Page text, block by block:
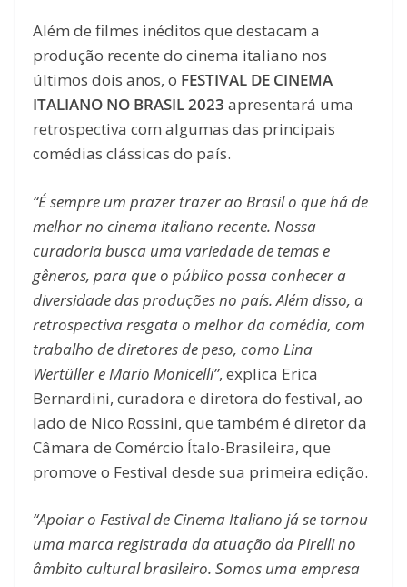
Além de filmes inéditos que destacam a
produção recente do cinema italiano nos
últimos dois anos, o FESTIVAL DE CINEMA
ITALIANO NO BRASIL 2023 apresentará uma
retrospectiva com algumas das principais
comédias clássicas do país.
“É sempre um prazer trazer ao Brasil o que há de
melhor no cinema italiano recente. Nossa
curadoria busca uma variedade de temas e
gêneros, para que o público possa conhecer a
diversidade das produções no país. Além disso, a
retrospectiva resgata o melhor da comédia, com
trabalho de diretores de peso, como Lina
Wertüller e Mario Monicelli”, explica Erica
Bernardini, curadora e diretora do festival, ao
lado de Nico Rossini, que também é diretor da
Câmara de Comércio Ítalo-Brasileira, que
promove o Festival desde sua primeira edição.
“Apoiar o Festival de Cinema Italiano já se tornou
uma marca registrada da atuação da Pirelli no
âmbito cultural brasileiro. Somos uma empresa